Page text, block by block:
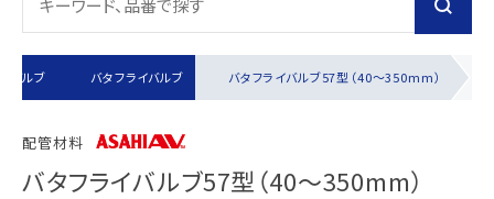
バルブ バタフライバルブ バタフライバルブ57型（40～350mm）
配管材料
バタフライバルブ57型（40～350mm）